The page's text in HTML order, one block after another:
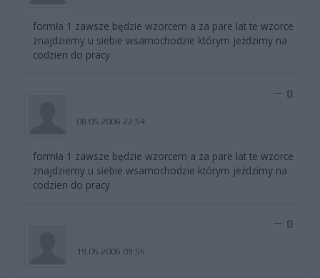
formła 1 zawsze będzie wzorcem a za pare lat te wzorce
znajdziemy u siebie wsamochodzie którym jeżdzimy na
codzien do pracy
08.05.2006 22:54
0
formła 1 zawsze będzie wzorcem a za pare lat te wzorce
znajdziemy u siebie wsamochodzie którym jeżdzimy na
codzien do pracy
19.05.2006 09:56
0